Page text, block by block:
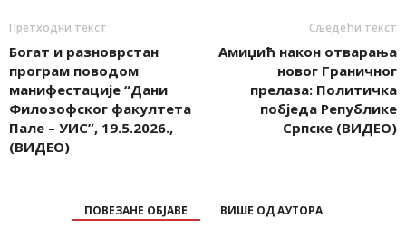
Претходни текст
Богат и разноврстан
програм поводом
манифестације “Дани
Филозофског факултета
Пале – УИС”, 19.5.2026.,
(ВИДЕО)
Сљедећи текст
Амиџић након отварања
новог Граничног
прелаза: Политичка
побједа Републике
Српске (ВИДЕО)
ПОВЕЗАНЕ ОБЈАВЕ ВИШЕ ОД АУТОРА